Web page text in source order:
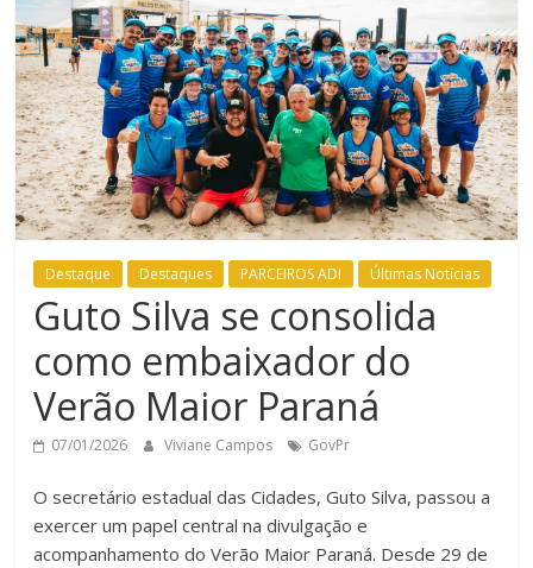
notícias
do
Paraná
Destaque Destaques PARCEIROS ADI Últimas Notícias
Guto Silva se consolida
como embaixador do
Verão Maior Paraná
07/01/2026 Viviane Campos GovPr
O secretário estadual das Cidades, Guto Silva, passou a
exercer um papel central na divulgação e
acompanhamento do Verão Maior Paraná. Desde 29 de